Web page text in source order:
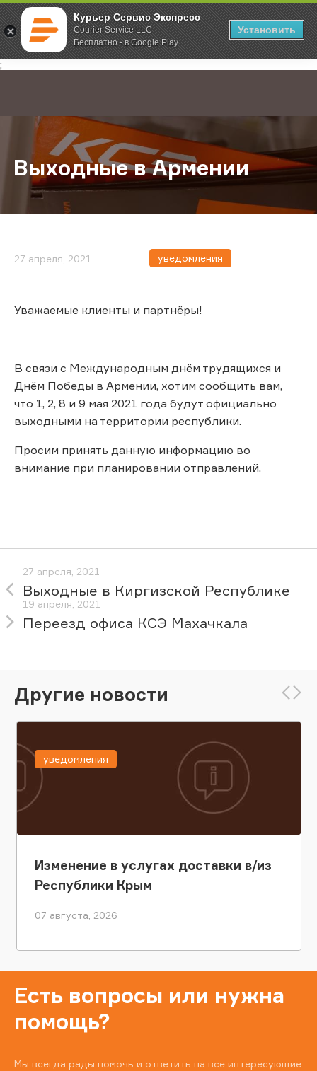
Курьер Сервис Экспресс
Courier Service LLC
Бесплатно - в Google Play
Установить
;
Главная О компании Новости Выходные в Армении
Выходные в Армении
27 апреля, 2021 уведомления
Уважаемые клиенты и партнёры!
В связи с Международным днём трудящихся и
Днём Победы в Армении, хотим сообщить вам,
что 1, 2, 8 и 9 мая 2021 года будут официально
выходными на территории республики.
Просим принять данную информацию во
внимание при планировании отправлений.
27 апреля, 2021
Выходные в Киргизской Республике
19 апреля, 2021
Переезд офиса КСЭ Махачкала
Другие новости
Изменение в услугах доставки в/из
Республики Крым
07 августа, 2026
уведомления
Есть вопросы или нужна
помощь?
Мы всегда рады помочь и ответить на все интересующие